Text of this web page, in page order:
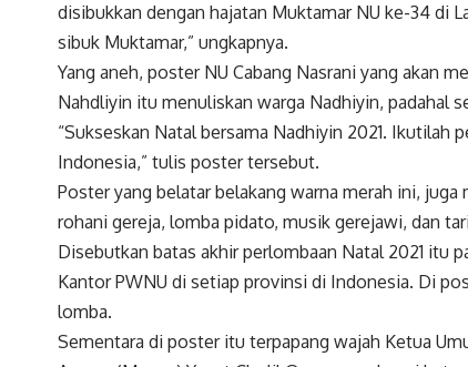
disibukkan dengan hajatan Muktamar NU ke-34 di
sibuk Muktamar,” ungkapnya.
Yang aneh, poster NU Cabang Nasrani yang akan
Nahdliyin itu menuliskan warga Nadhiyin, padahal
“Sukseskan Natal bersama Nadhiyin 2021. Ikutilah
Indonesia,” tulis poster tersebut.
Poster yang belatar belakang warna merah ini,
rohani gereja, lomba pidato, musik gerejawi, dan
Disebutkan batas akhir perlombaan Natal 2021 itu
Kantor PWNU di setiap provinsi di Indonesia. Di
lomba.
Sementara di poster itu terpapang wajah Ketua